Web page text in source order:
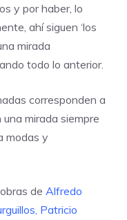
y por haber, lo
ahí siguen ‘los
mirada
todo lo anterior.
corresponden a
mirada siempre
modas y
de Alfredo
Patricio